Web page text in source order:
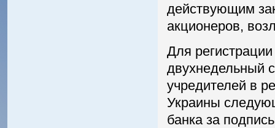
действующим
акционеров,
Для
двухнедельный
учредителей в
Украины
банка за